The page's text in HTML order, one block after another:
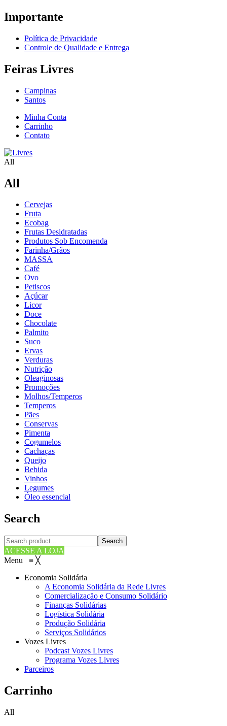
Importante
Política de Privacidade
Controle de Qualidade e Entrega
Feiras Livres
Campinas
Santos
Minha Conta
Carrinho
Contato
All
All
Cervejas
Fruta
Ecobag
Frutas Desidratadas
Produtos Sob Encomenda
Farinha/Grãos
MASSA
Café
Ovo
Petiscos
Açúcar
Licor
Doce
Chocolate
Palmito
Suco
Ervas
Verduras
Nutrição
Oleaginosas
Promoções
Molhos/Temperos
Temperos
Pães
Conservas
Pimenta
Cogumelos
Cachaças
Queijo
Bebida
Vinhos
Legumes
Óleo essencial
Search
Search
ACESSE A LOJA
Menu ≡ ╳
Economia Solidária
A Economia Solidária da Rede Livres
Comercialização e Consumo Solidário
Finanças Solidárias
Logística Solidária
Produção Solidária
Serviços Solidários
Vozes Livres
Podcast Vozes Livres
Programa Vozes Livres
Parceiros
Carrinho
All